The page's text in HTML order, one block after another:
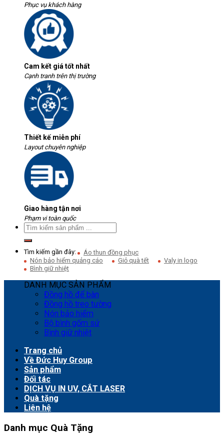
Phục vụ khách hàng
Cam kết giá tốt nhất
Cạnh tranh trên thị trường
Thiết kế miễn phí
Layout chuyên nghiệp
Giao hàng tận nơi
Phạm vi toàn quốc
Tìm kiếm gần đây:
Áo thun đồng phục
Nón bảo hiểm quảng cáo
Giỏ quà tết
Valy in logo
Bình giữ nhiệt
DANH MỤC SẢN PHẨM
Đồng hồ để bàn
Đồng hồ treo tường
Nón bảo hiểm
Bộ bình gốm sứ
Bình giữ nhiệt
Trang chủ
Về Đức Huy Group
Sản phẩm
Đối tác
DỊCH VỤ IN UV, CẮT LASER
Quà tặng
Liên hệ
Danh mục Quà Tặng